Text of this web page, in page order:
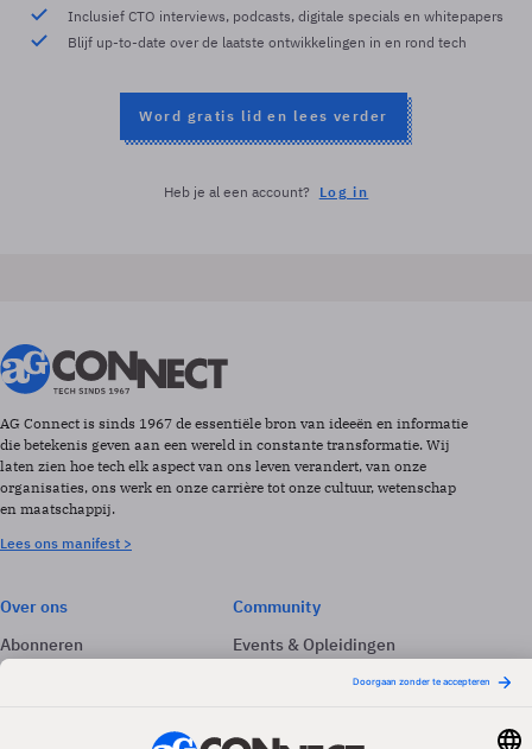
Inclusief CTO interviews, podcasts, digitale specials en whitepapers
Blijf up-to-date over de laatste ontwikkelingen in en rond tech
Word gratis lid en lees verder
Heb je al een account? Log in
AG Connect is sinds 1967 de essentiële bron van ideeën en informatie
die betekenis geven aan een wereld in constante transformatie. Wij
laten zien hoe tech elk aspect van ons leven verandert, van onze
organisaties, ons werk en onze carrière tot onze cultuur, wetenschap
en maatschappij.
Lees ons manifest >
Over ons
Abonneren
Adverteren
Community
Events & Opleidingen